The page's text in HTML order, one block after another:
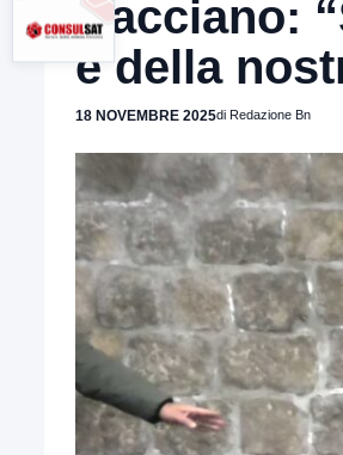
Cacciano:
e della
18 NOVEMBRE 2025di Redazione Bn